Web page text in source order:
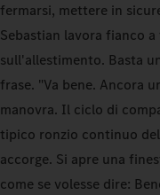
fermarsi, mettere in
Sebastian lavora fianco
sull'allestimento. Basta
frase. "Va bene. Ancora
manovra. Il ciclo di
tipico ronzio continuo
accorge. Si apre una
come se volesse dire: